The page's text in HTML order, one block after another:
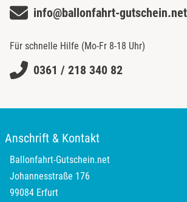
info@ballonfahrt-gutschein.net
Für schnelle Hilfe (Mo-Fr 8-18 Uhr)
0361 / 218 340 82
Anschrift & Kontakt
Ballonfahrt-Gutschein.net
Johannesstraße 176
99084 Erfurt
Lüneburg
Magdeburg
Main-Kinzig-Kreis
Mainz
Mannheim
Mecklenburgische Seenplatte